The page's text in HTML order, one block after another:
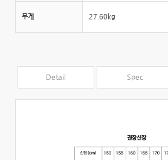
무게 27.60kg
Detail Spec